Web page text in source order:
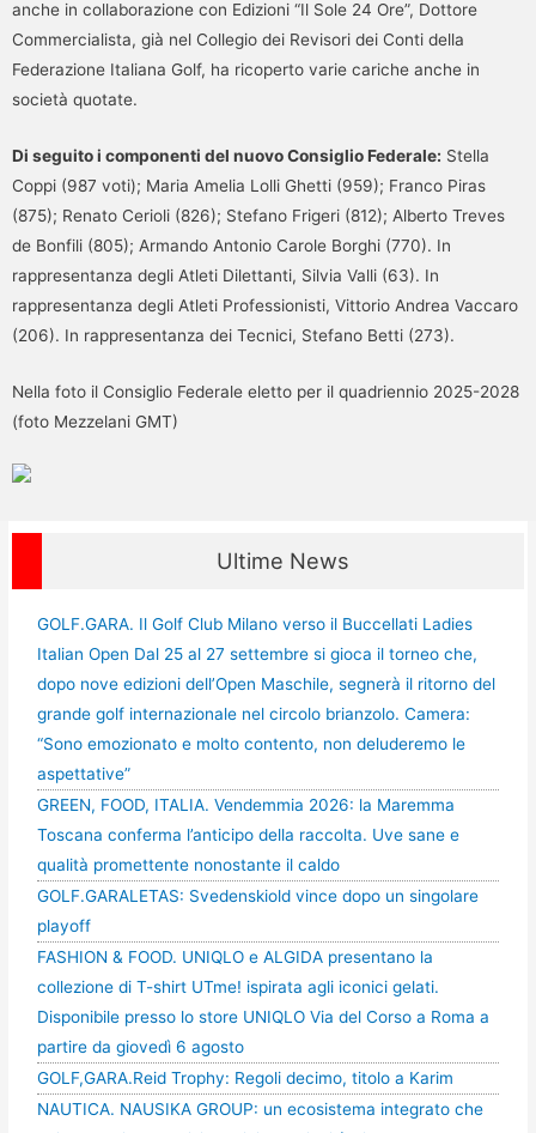
anche in collaborazione con Edizioni “Il Sole 24 Ore”, Dottore
Commercialista, già nel Collegio dei Revisori dei Conti della
Federazione Italiana Golf, ha ricoperto varie cariche anche in
società quotate.
Di seguito i componenti del nuovo Consiglio Federale: Stella
Coppi (987 voti); Maria Amelia Lolli Ghetti (959); Franco Piras
(875); Renato Cerioli (826); Stefano Frigeri (812); Alberto Treves
de Bonfili (805); Armando Antonio Carole Borghi (770). In
rappresentanza degli Atleti Dilettanti, Silvia Valli (63). In
rappresentanza degli Atleti Professionisti, Vittorio Andrea Vaccaro
(206). In rappresentanza dei Tecnici, Stefano Betti (273).
Nella foto il Consiglio Federale eletto per il quadriennio 2025-2028
(foto Mezzelani GMT)
Ultime News
GOLF.GARA. Il Golf Club Milano verso il Buccellati Ladies
Italian Open Dal 25 al 27 settembre si gioca il torneo che,
dopo nove edizioni dell’Open Maschile, segnerà il ritorno del
grande golf internazionale nel circolo brianzolo. Camera:
“Sono emozionato e molto contento, non deluderemo le
aspettative”
GREEN, FOOD, ITALIA. Vendemmia 2026: la Maremma
Toscana conferma l’anticipo della raccolta. Uve sane e
qualità promettente nonostante il caldo
GOLF.GARALETAS: Svedenskiold vince dopo un singolare
playoff
FASHION & FOOD. UNIQLO e ALGIDA presentano la
collezione di T-shirt UTme! ispirata agli iconici gelati.
Disponibile presso lo store UNIQLO Via del Corso a Roma a
partire da giovedì 6 agosto
GOLF,GARA.Reid Trophy: Regoli decimo, titolo a Karim
NAUTICA. NAUSIKA GROUP: un ecosistema integrato che